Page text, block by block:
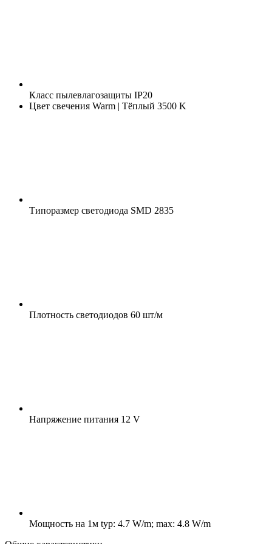
Класс пылевлагозащиты IP20
Цвет свечения Warm | Тёплый 3500 K
Типоразмер светодиода SMD 2835
Плотность светодиодов 60 шт/м
Напряжение питания 12 V
Мощность на 1м typ: 4.7 W/m; max: 4.8 W/m